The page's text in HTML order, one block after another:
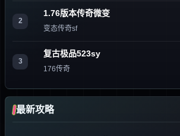
2
1.76版本传奇微变
变态传奇sf
3
复古极品523sy
176传奇
最新攻略